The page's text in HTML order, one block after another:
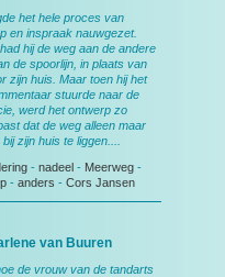
het hele proces van
en inspraak nauwgezet.
hij de weg aan de andere
de spoorlijn, in plaats van
zijn huis. Maar toen hij het
stuurde naar de
werd het ontwerp zo
dat de weg alleen maar
zijn huis te liggen....
- nadeel - Meerweg -
- anders - Cors Jansen
van Buuren
de vrouw van de tandarts